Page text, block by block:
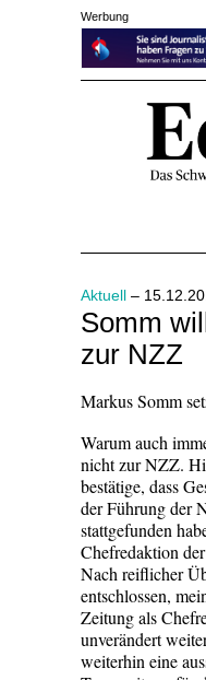
Werbung
Aktuell –
Somm
zur NZZ
Markus Somm
Warum auch
nicht zur NZZ.
bestätige, dass
der Führung der
stattgefunden
Chefredaktion
Nach reiflicher
entschlossen,
Zeitung als
unverändert
weiterhin eine